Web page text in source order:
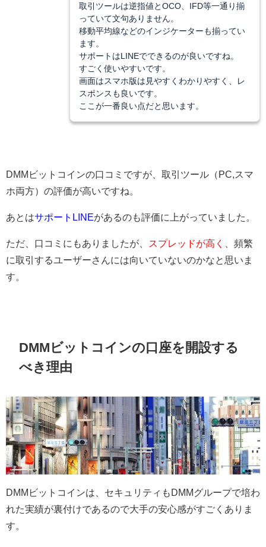
取引ツールは逆指値とOCO、IFD等一通り揃
っていて文句ありません。
移動平均線などのインジケーターも揃ってい
ます。
サポートはLINEでできるのが良いですね。
すごく使いやすいです。
画面はスマホ版は見やすくわかりやすく、レ
スポンスも良いです。
ここが一番良い点だと思います。
DMMビットコインの口コミですが、取引ツール（PC,スマ
ホ両方）の評価が高いですね。
あとはサポートLINEがあるのも評価に上がっていました。
ただ、口コミにもありましたが、 スプレッドが高く
、頻繁
に取引するユーザーさんには向いていないのかなと思いま
す。
DMMビットコインの口座を開設する
べき理由
DMMビットコインは、セキュリティもDMMグループで培わ
れた実績が裏付けであるので大手の安心感がすごくありま
す。